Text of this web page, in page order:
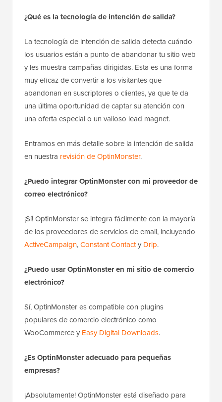
¿Qué es la tecnología de intención de salida?
La tecnología de intención de salida detecta cuándo
los usuarios están a punto de abandonar tu sitio web
y les muestra campañas dirigidas. Esta es una forma
muy eficaz de convertir a los visitantes que
abandonan en suscriptores o clientes, ya que te da
una última oportunidad de captar su atención con
una oferta especial o un valioso lead magnet.
Entramos en más detalle sobre la intención de salida
en nuestra revisión de OptinMonster.
¿Puedo integrar OptinMonster con mi proveedor de
correo electrónico?
¡Sí! OptinMonster se integra fácilmente con la mayoría
de los proveedores de servicios de email, incluyendo
ActiveCampaign,Constant Contacty Drip.
¿Puedo usar OptinMonster en mi sitio de comercio
electrónico?
Sí, OptinMonster es compatible con plugins
populares de comercio electrónico como
WooCommerce y Easy Digital Downloads.
¿Es OptinMonster adecuado para pequeñas
empresas?
¡Absolutamente! OptinMonster está diseñado para